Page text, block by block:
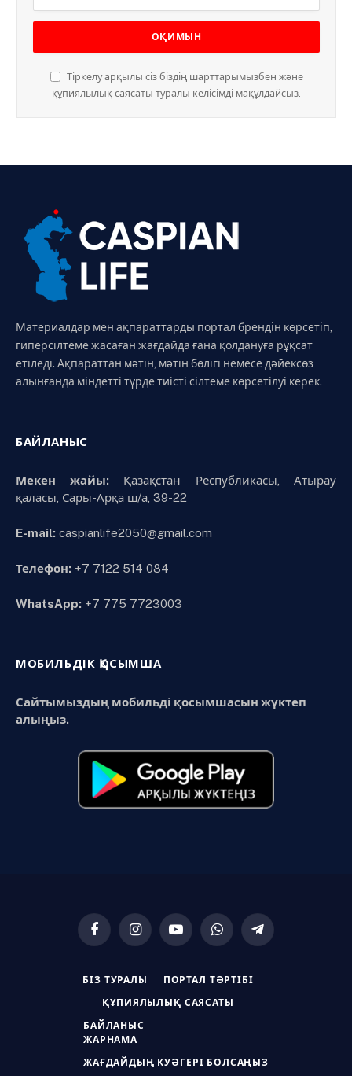
Тіркелу арқылы сіз біздің шарттарымызбен және
құпиялылық саясаты туралы келісімді мақұлдайсыз.
Материалдар мен ақпараттарды портал брендін көрсетіп,
гиперсілтеме жасаған жағдайда ғана қолдануға рұқсат
етіледі. Ақпараттан мәтін, мәтін бөлігі немесе дәйексөз
алынғанда міндетті түрде тиісті сілтеме көрсетілуі керек.
БАЙЛАНЫС
Мекен жайы:Қазақстан Республикасы, Атырау
қаласы, Сары-Арқа ш/а, 39-22
E-mail: caspianlife2050@gmail.com
Телефон: +7 7122 514 084
WhatsApp: +7 775 7723003
МОБИЛЬДІК ҚОСЫМША
Сайтымыздың мобильді қосымшасын жүктеп
алыңыз.
FacebookInstagramYouTubeWhatsAppTelegram
БІЗ ТУРАЛЫ ПОРТАЛ ТӘРТІБІ
ҚҰПИЯЛЫЛЫҚ САЯСАТЫ
БАЙЛАНЫС
ЖАРНАМА
ЖАҒДАЙДЫҢ КУӘГЕРІ БОЛСАҢЫЗ